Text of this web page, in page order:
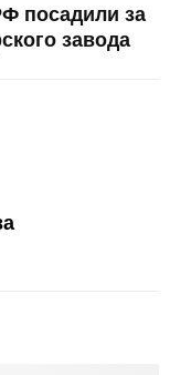
посадили за
завода